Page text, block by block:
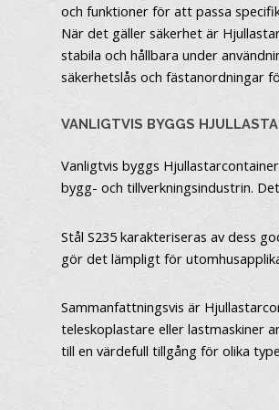
och funktioner för att passa
När det gäller säkerhet är
stabila och hållbara under
säkerhetslås och fästanordningar
VANLIGTVIS BYGGS
Vanligtvis byggs
bygg- och tillverkningsindustrin.
Stål S235 karakteriseras av dess
gör det lämpligt för
Sammanfattningsvis är
teleskoplastare eller lastmaskiner
till en värdefull tillgång för olika